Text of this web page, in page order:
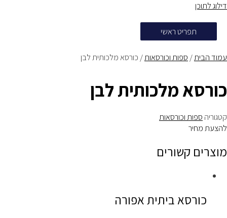
דילוג לתוכן
תפריט ראשי
עמוד הבית/ ספות וכורסאות/ כורסא מלכותית לבן
כורסא מלכותית לבן
קטגוריה ספות וכורסאות
להצעת מחיר
מוצרים קשורים
כורסא ביתית אפורה